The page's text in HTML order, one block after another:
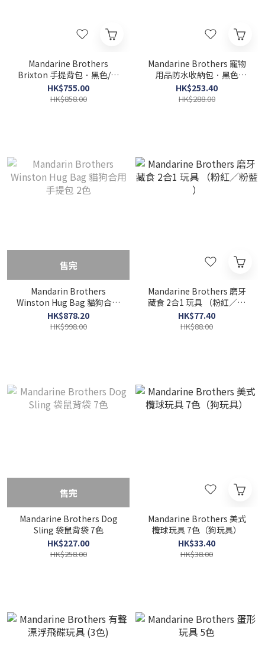
Mandarine Brothers
Brixton 手提背包．黑色/藍
綠色/卡其色
HK$755.00
HK$858.00
Mandarine Brothers 寵物
用品防水收納包．黑色
40x60cm
HK$253.40
HK$288.00
售完
Mandarin Brothers
Winston Hug Bag 貓狗合用
手提包 2色
HK$878.20
HK$998.00
Mandarine Brothers 磨牙
藏食 2合1 玩具 （粉紅／粉
藍 ）
HK$77.40
HK$88.00
售完
Mandarine Brothers Dog
Sling 袋鼠背袋 7色
HK$227.00
HK$258.00
Mandarine Brothers 美式
欖球玩具 7色（狗玩具）
HK$33.40
HK$38.00